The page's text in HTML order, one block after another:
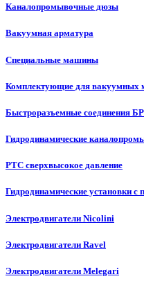
Каналопромывочные дюзы
Вакуумная арматура
Специальные машины
Комплектующие для вакуумных
Быстроразъемные соединения
Гидродинамические
РТС сверхвысокое давление
Гидродинамические установки
Электродвигатели Nicolini
Электродвигатели Ravel
Электродвигатели Melegari